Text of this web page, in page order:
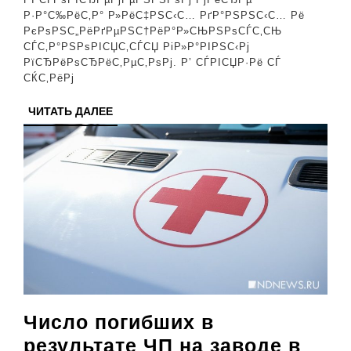
Android
вЂ”
РЅСѓР¶РЅРѕ
Р·Р°С‰РёС‚Р° Р»РёС‡РЅС‹С… РґР°РЅРЅС‹С… Рё
РєРѕРЅС„РёРґРµРЅС†РёР°Р»СЊРЅРѕСЃС‚СЊ
СЃС‚Р°РЅРѕРІСЏС‚СЃСЏ РіР»Р°РІРЅС‹Рј
РїСЂРёРѕСЂРёС‚РµС‚РѕРј. Р’ СЃРІСЏР·Рё СЃ
СЌС‚РёРј
ЧИТАТЬ ДАЛЕЕЧИТАТЬ
ДАЛЕЕ
Число погибших в
результате ЧП на заводе в